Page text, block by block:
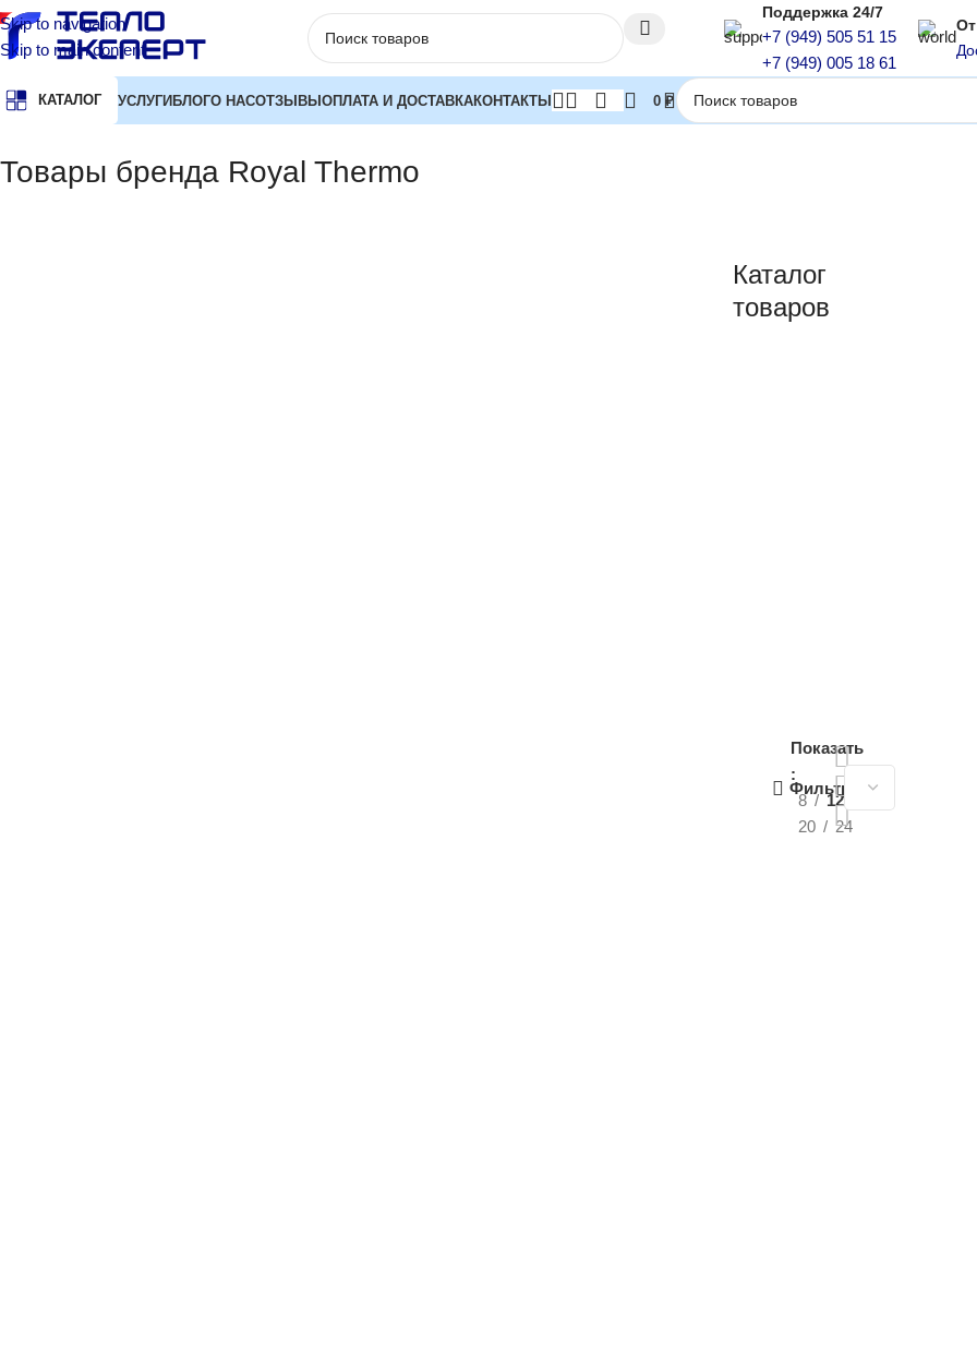
Skip to navigation
Skip to main content
Поддержка 24/7
+7 (949) 505 51 15
+7 (949) 005 18 61
КАТАЛОГ УСЛУГИБЛОГО НАСОТЗЫВЫОПЛАТА И ДОСТАВКАКОНТАКТЫ 0 ₽
Главная
Товары бренда Royal Thermo
Каталог
товаров
Фильтры
Показать
8
12
20
24